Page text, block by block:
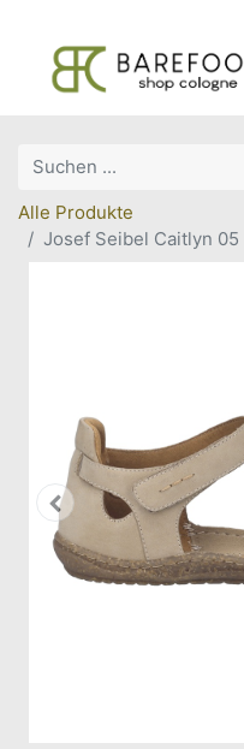
Alle Produkte
Josef Seibel Caitlyn